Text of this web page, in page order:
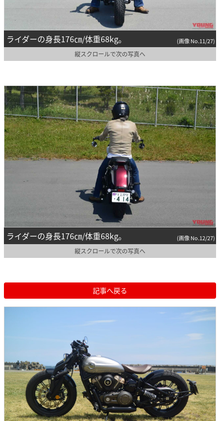
ライダーの身長176㎝/体重68kg。 (画像 No.11/27)
縦スクロールで次の写真へ
ライダーの身長176㎝/体重68kg。 (画像 No.12/27)
縦スクロールで次の写真へ
記事へ戻る